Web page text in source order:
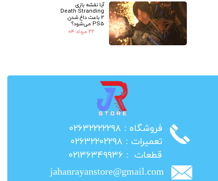
آیا نقشه بازی
Death Stranding
2 باعث داغ شدن
PS5 می‌شود؟
۲۲ مرداد ۰۴
​فروشگاه : ۰۲۶۳۲۲۲۲۲۹۸
​تعمیرات : ۰۲۶۳۲۲۰۲۲۹۸
​قطعات : ۰۲۱۳۶۳۴۹۹۳۶
jahanrayanstore@gmail.com